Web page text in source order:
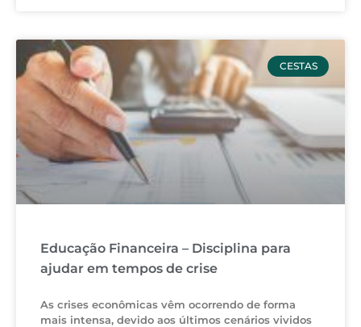
CESTAS
Educação Financeira – Disciplina para
ajudar em tempos de crise
As crises econômicas vêm ocorrendo de forma
mais intensa, devido aos últimos cenários vividos